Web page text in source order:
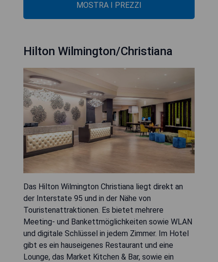
MOSTRA I PREZZI
Hilton Wilmington/Christiana
Das Hilton Wilmington Christiana liegt direkt an
der Interstate 95 und in der Nähe von
Touristenattraktionen. Es bietet mehrere
Meeting- und Bankettmöglichkeiten sowie WLAN
und digitale Schlüssel in jedem Zimmer. Im Hotel
gibt es ein hauseigenes Restaurant und eine
Lounge, das Market Kitchen & Bar, sowie ein